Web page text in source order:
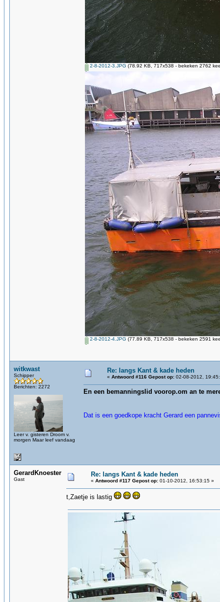
2-8-2012-3.JPG (78.92 KB, 717x538 - bekeken 2762
2-8-2012-4.JPG (77.89 KB, 717x538 - bekeken 2591
witkwast
Schipper
Berichten: 2272
Leer v. gisteren Droom v.
morgen Maar leef vandaag
Re: langs Kant & kade heden
« Antwoord #116 Gepost op: 02-08-2012,
En een bemanningslid voorop.om an te
Dat is een goedkope kracht Gerard een
GerardKnoester
Gast
Re: langs Kant & kade heden
« Antwoord #117 Gepost op: 01-10-2012, 16:53:15 »
t,Zaetje is lastig